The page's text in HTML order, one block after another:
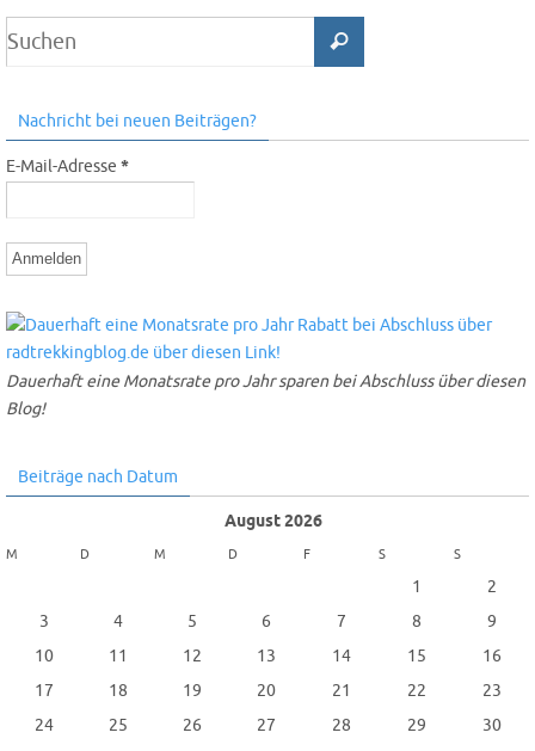
Nachricht bei neuen Beiträgen?
E-Mail-Adresse *
Dauerhaft eine Monatsrate pro Jahr sparen bei Abschluss über diesen
Blog!
Beiträge nach Datum
August 2026
M D M D F S S
1
2
3
4 5 6 7 8
9
10
11 12 13 14 15
16
17
18 19 20 21 22
23
24
25 26 27 28 29
30